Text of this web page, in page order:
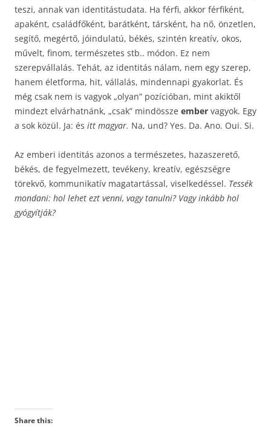
teszi, annak van identitástudata. Ha férfi, akkor férfiként,
apaként, családfőként, barátként, társként, ha nő, önzetlen,
segítő, megértő, jóindulatú, békés, szintén kreatív, okos,
művelt, finom, természetes stb.. módon. Ez nem
szerepvállalás. Tehát, az identitás nálam, nem egy szerep,
hanem életforma, hit, vállalás, mindennapi gyakorlat. És
még csak nem is vagyok „olyan” pozícióban, mint akiktől
mindezt elvárhatnánk, „csak” mindössze ember vagyok. Egy
a sok közül. Ja: és itt magyar. Na, und? Yes. Da. Ano. Oui. Si.
Az emberi identitás azonos a természetes, hazaszerető,
békés, de fegyelmezett, tevékeny, kreatív, egészségre
törekvő, kommunikatív magatartással, viselkedéssel. Tessék
mondani: hol lehet ezt venni, vagy tanulni? Vagy inkább hol
gyógyítják?
Share this: